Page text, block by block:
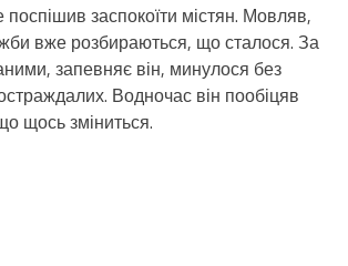
заспокоїти містян. Мовляв,
вже розбираються, що сталося. За
запевняє він, минулося без
Водночас він пообіцяв
щось зміниться.